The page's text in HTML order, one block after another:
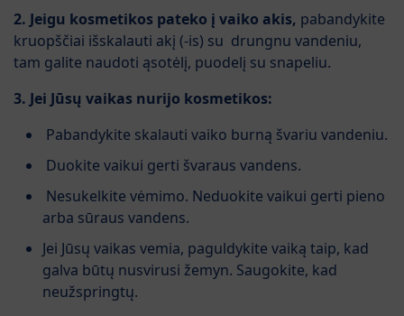
2. Jeigu kosmetikos pateko į vaiko akis, pabandykite
kruopščiai išskalauti akį (-is) su drungnu vandeniu,
tam galite naudoti ąsotėlį, puodelį su snapeliu.
3. Jei Jūsų vaikas nurijo kosmetikos:
Pabandykite skalauti vaiko burną švariu vandeniu.
Duokite vaikui gerti švaraus vandens.
Nesukelkite vėmimo. Neduokite vaikui gerti pieno
arba sūraus vandens.
Jei Jūsų vaikas vemia, paguldykite vaiką taip, kad
galva būtų nusvirusi žemyn. Saugokite, kad
neužspringtų.